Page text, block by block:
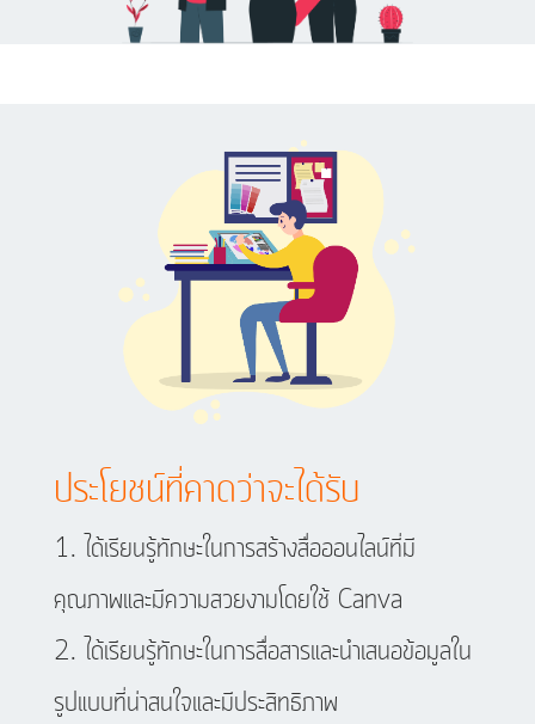
ประโยชน์ที่คาดว่าจะได้รับ
ได้เรียนรู้ทักษะในการสร้างสื่อออนไลน์ที่มี
คุณภาพและมีความสวยงามโดยใช้ Canva
ได้เรียนรู้ทักษะในการสื่อสารและนำเสนอข้อมูลใน
รูปแบบที่น่าสนใจและมีประสิทธิภาพ